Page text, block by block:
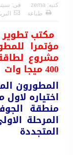
كتبه: zema فى: سبتمبر
طباعة
مكتب
مؤتمرا
مشروع
400 ميجا وات
المطورون
اختياره
منطقة
المرحلة
المتجددة